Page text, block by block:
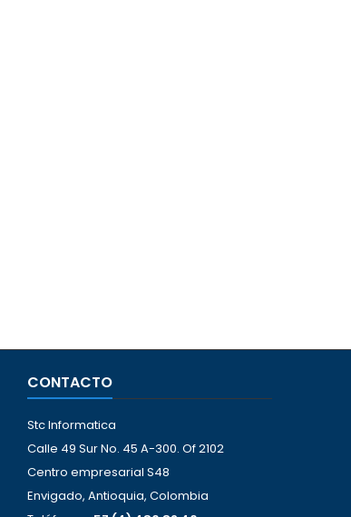
CONTACTO
Stc Informatica
Calle 49 Sur No. 45 A-300. Of 2102
Centro empresarial S48
Envigado, Antioquia, Colombia